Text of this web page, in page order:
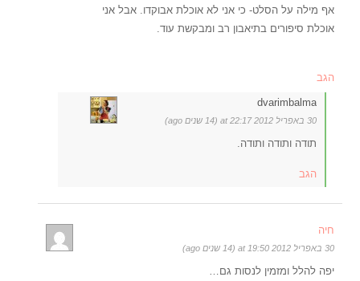
אף מילה על הסלט- כי אני לא אוכלת אבוקדו. אבל אני
אוכלת סיפורים בתיאבון רב ומבקשת עוד.
הגב
dvarimbalma
30 באפריל 2012 at 22:17 (14 שנים ago)
תודה ותודה ותודה.
הגב
חיה
30 באפריל 2012 at 19:50 (14 שנים ago)
יפה להלל ומזמין לנסות גם…